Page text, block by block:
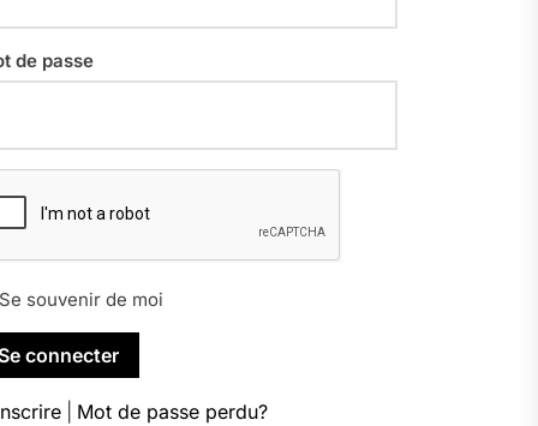
de passe
Se souvenir de moi
Mot de passe perdu?